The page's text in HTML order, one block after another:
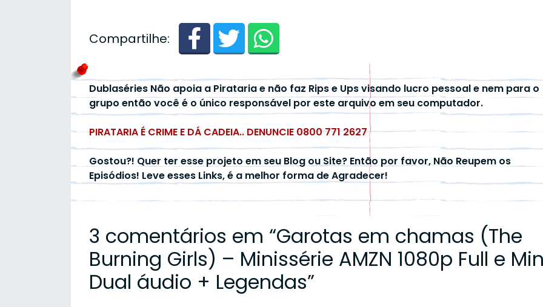
Compartilhe:
Dublaséries Não apoia a Pirataria e não faz Rips e Ups visando lucro pessoal e nem para o
grupo então você é o único responsável por este arquivo em seu computador.
PIRATARIA É CRIME E DÁ CADEIA.. DENUNCIE 0800 771 2627
Gostou?! Quer ter esse projeto em seu Blog ou Site? Então por favor, Não Reupem os
Episódios! Leve esses Links, é a melhor forma de Agradecer!
3 comentários em “Garotas em chamas (The
Burning Girls) – Minissérie AMZN 1080p Full e
Dual áudio + Legendas”